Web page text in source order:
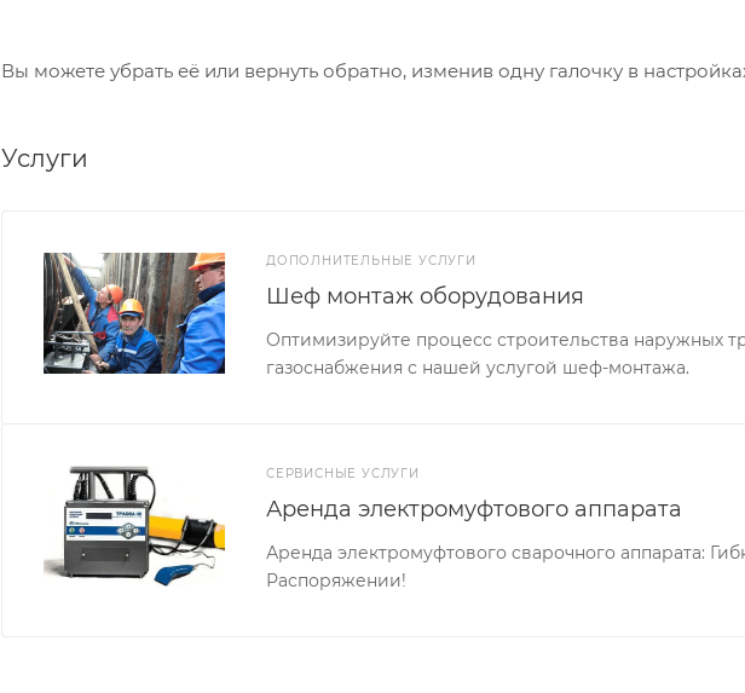
Вы можете убрать её или вернуть обратно, изменив одну галочку в
Услуги
ДОПОЛНИТЕЛЬНЫЕ УСЛУГИ
Шеф монтаж оборудования
Оптимизируйте процесс строительства наружных
газоснабжения с нашей услугой шеф-монтажа.
СЕРВИСНЫЕ УСЛУГИ
Аренда электромуфтового аппарата
Аренда электромуфтового сварочного аппарата:
Распоряжении!